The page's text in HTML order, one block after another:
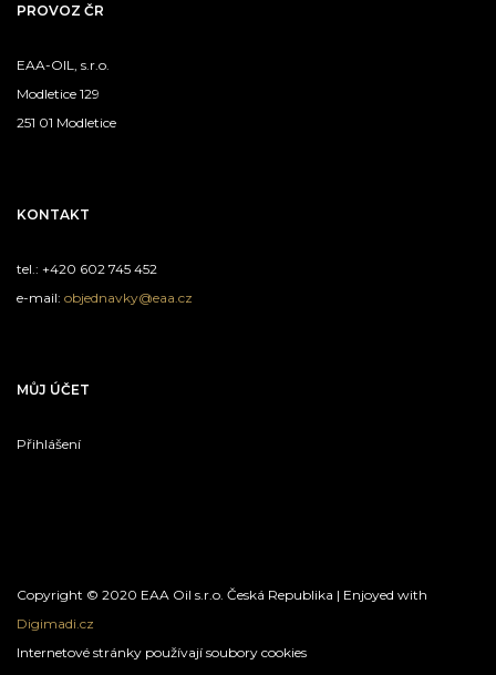
PROVOZ ČR
EAA-OIL, s.r.o.
Modletice 129
251 01 Modletice
KONTAKT
tel.: +420 602 745 452
e-mail: objednavky@eaa.cz
MŮJ ÚČET
Přihlášení
Copyright © 2020 EAA Oil s.r.o. Česká Republika | Enjoyed with
Digimadi.cz
Internetové stránky používají soubory cookies